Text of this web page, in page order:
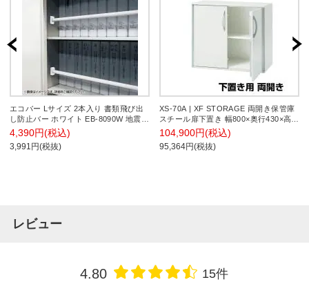
エコバー Lサイズ 2本入り 書類飛び出
し防止バー ホワイト EB-8090W 地震対
策 耐震 防災 固定
4,390円(税込)
3,991円(税抜)
XS-70A | XF STORAGE 両開き保管庫
スチール扉下置き 幅800×奥行430×高さ
700mm プラス(PLUS)
104,900円(税込)
95,364円(税抜)
レビュー
4.80 15件